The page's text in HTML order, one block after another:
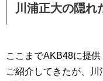
川浦正大の隠
ここまでAKB48に提
ご紹介してきたが、